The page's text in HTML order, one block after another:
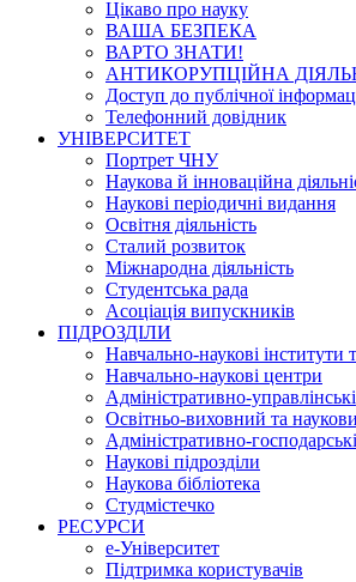
Цікаво про науку
ВАША БЕЗПЕКА
ВАРТО ЗНАТИ!
АНТИКОРУПЦІЙНА
Доступ до публічної
Телефонний довідник
УНІВЕРСИТЕТ
Портрет ЧНУ
Наукова й інноваційна
Наукові періодичні видання
Освітня діяльність
Сталий розвиток
Міжнародна діяльність
Студентська рада
Асоціація випускників
ПІДРОЗДІЛИ
Навчально-наукові інститути
Навчально-наукові центри
Адміністративно-управлінські
Освітньо-виховний та
Адміністративно-господарські
Наукові підрозділи
Наукова бібліотека
Студмістечко
РЕСУРСИ
е-Університет
Підтримка користувачів